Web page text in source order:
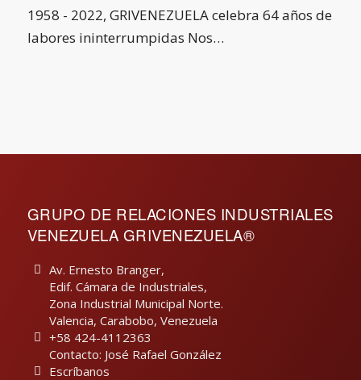
1958 - 2022, GRIVENEZUELA celebra 64 años de
labores ininterrumpidas Nos…
GRUPO DE RELACIONES INDUSTRIALES
VENEZUELA GRIVENEZUELA®
Av. Ernesto Branger,
Edif. Cámara de Industriales,
Zona Industrial Municipal Norte.
Valencia, Carabobo, Venezuela
+58 424-4112363
Contacto: José Rafael González
Escríbanos